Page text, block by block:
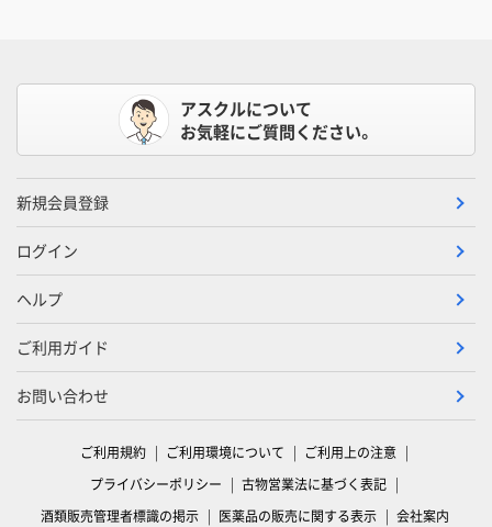
アスクルについて
お気軽にご質問ください。
新規会員登録
ログイン
ヘルプ
ご利用ガイド
お問い合わせ
ご利用規約 ご利用環境について
ご利用上の注意
プライバシーポリシー
古物営業法に基づく表記
酒類販売管理者標識の掲示
医薬品の販売に関する表示 会社案内